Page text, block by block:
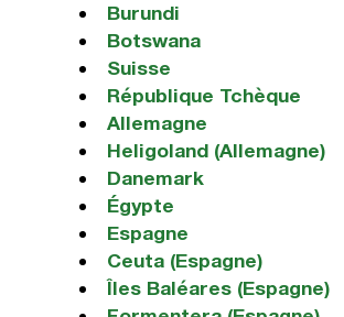
Burundi
Botswana
Suisse
République Tchèque
Allemagne
Heligoland (Allemagne)
Danemark
Égypte
Espagne
Ceuta (Espagne)
Îles Baléares (Espagne)